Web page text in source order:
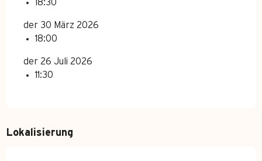
18:30
der 30 März 2026
18:00
der 26 Juli 2026
11:30
Lokalisierung